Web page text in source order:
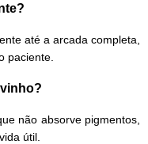
até a arcada completa,
paciente.
não absorve pigmentos,
útil.